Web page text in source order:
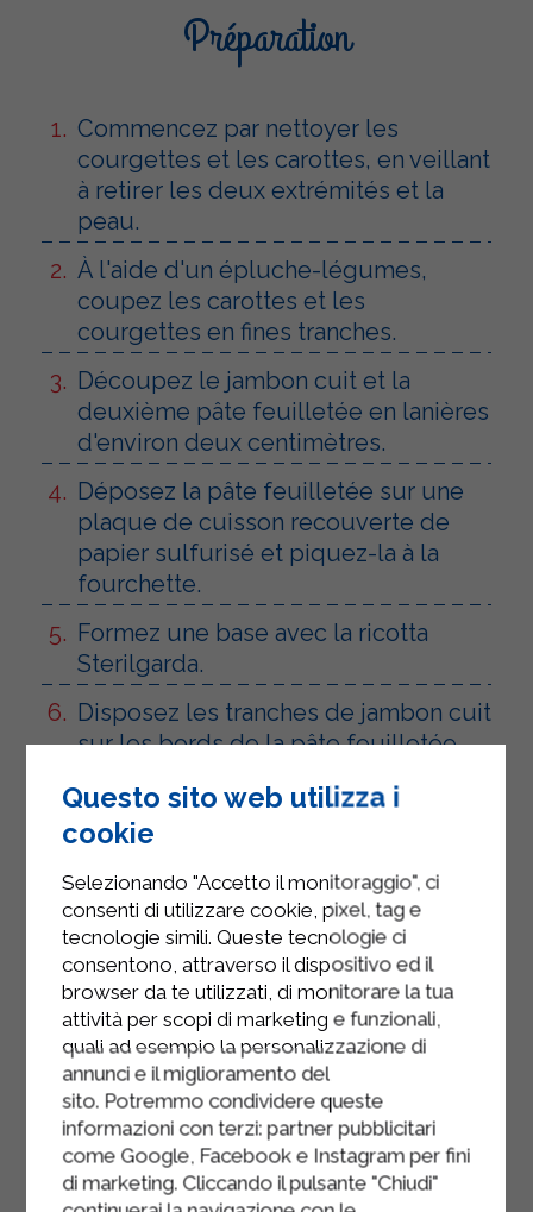
Préparation
Commencez par nettoyer les
courgettes et les carottes, en veillant
à retirer les deux extrémités et la
peau.
À l'aide d'un épluche-légumes,
coupez les carottes et les
courgettes en fines tranches.
Découpez le jambon cuit et la
deuxième pâte feuilletée en lanières
d'environ deux centimètres.
Déposez la pâte feuilletée sur une
plaque de cuisson recouverte de
papier sulfurisé et piquez-la à la
fourchette.
Formez une base avec la ricotta
Sterilgarda.
Disposez les tranches de jambon cuit
sur les bords de la pâte feuilletée.
Étalez une couche de courgettes,
puis une autre couche de pâte
carottes, puis une autre couche de
pâte feuilletée. Continuez ainsi
jusqu'à atteindre le centre de la tarte.
Enfin, badigeonnez de jaune d'œuf.
Mettez le four en marche en mode
statique à 200 degrés.
Faire cuire jusqu'à ce que ce soit
doré.
Servez la tarte salée chaude et
Questo sito web utilizza i
cookie
Selezionando "Accetto il monitoraggio", ci
consenti di utilizzare cookie, pixel, tag e
tecnologie simili. Queste tecnologie ci
consentono, attraverso il dispositivo ed il
browser da te utilizzati, di monitorare la tua
attività per scopi di marketing e funzionali,
quali ad esempio la personalizzazione di
annunci e il miglioramento del
sito. Potremmo condividere queste
informazioni con terzi: partner pubblicitari
come Google, Facebook e Instagram per fini
di marketing. Cliccando il pulsante "Chiudi"